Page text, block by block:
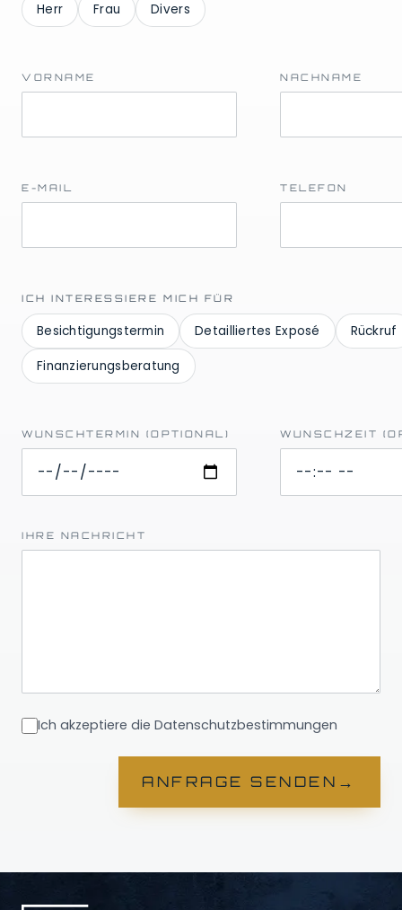
Herr Frau Divers
VORNAME NACHNAME
E-MAIL TELEFON
ICH INTERESSIERE MICH FÜR
Besichtigungstermin Detailliertes Exposé Rückruf
Finanzierungsberatung
WUNSCHTERMIN (OPTIONAL) WUNSCHZEIT
IHRE NACHRICHT
Ich akzeptiere die Datenschutzbestimmungen
ANFRAGE SENDEN →